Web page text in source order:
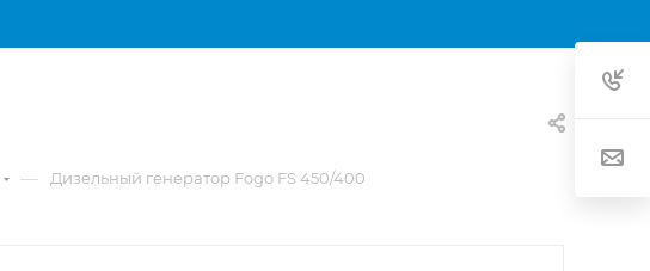
— Дизельный генератор Fogo FS 450/400